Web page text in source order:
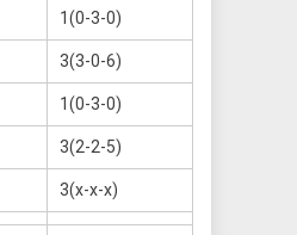
1(0-3-0)
3(3-0-6)
1(0-3-0)
3(2-2-5)
3(x-x-x)